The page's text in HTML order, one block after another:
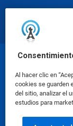
Al hacer clic en
cookies se guarden
del sitio, analizar el
estudios para
Hojas de